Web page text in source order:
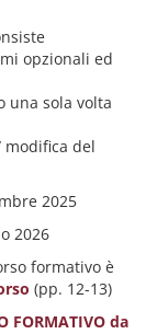
opzionali ed
una sola volta
del
2025
2026
formativo è
(pp. 12-13)
FORMATIVO da